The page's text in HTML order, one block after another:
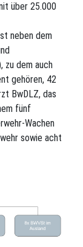
über 25.000
neben dem
zu dem auch
gehören, 42
BwDLZ, das
fünf
Wachen
sowie acht